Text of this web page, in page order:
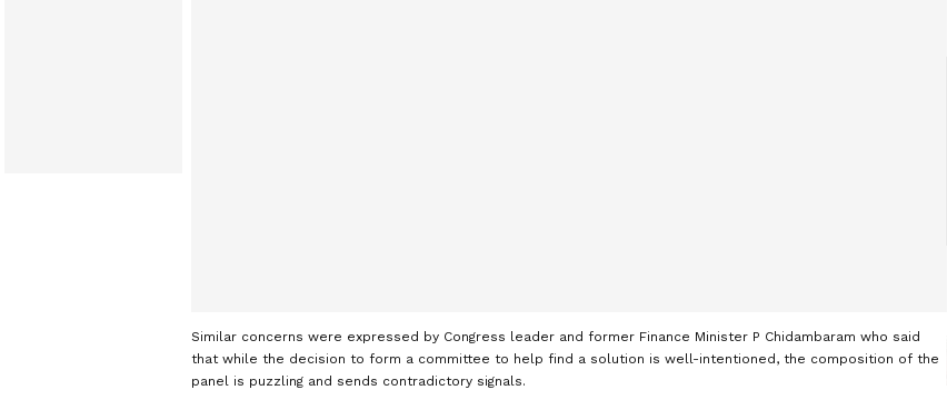
Similar concerns were expressed by Congress leader and former Finance Minister P Chidambaram who said
that while the decision to form a committee to help find a solution is well-intentioned, the composition of the
panel is puzzling and sends contradictory signals.